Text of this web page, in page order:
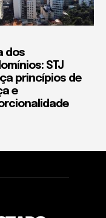
dos
STJ
princípios de
e